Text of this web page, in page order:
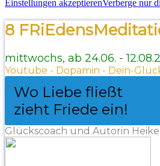
Einstellungen akzeptierenVerberge nur
8
mittwochs, ab 24.06. -
Youtube - Dopamin - Dein-
Wo Liebe fließt
zieht Friede ein!
Glückscoach und Autorin Heike